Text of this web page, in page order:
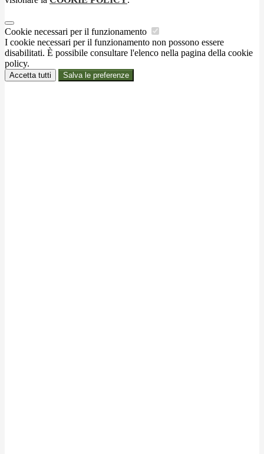
Cookie necessari per il funzionamento
I cookie necessari per il funzionamento non possono essere
disabilitati. È possibile consultare l'elenco nella pagina della cookie
policy.
Accetta tutti Salva le preferenze